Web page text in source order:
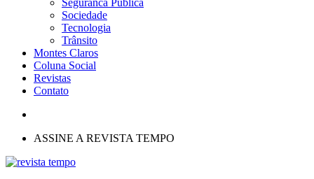
Seguranca Pública
Sociedade
Tecnologia
Trânsito
Montes Claros
Coluna Social
Revistas
Contato
ASSINE A REVISTA TEMPO